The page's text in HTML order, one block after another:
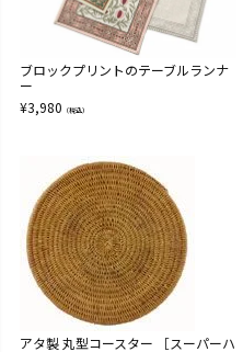
ブロックプリントのテーブルランナ
ー
¥3,980 （税込）
アタ製 丸型コースター ［スーパーハ